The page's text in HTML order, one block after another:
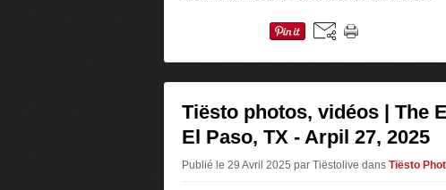
Tiësto photos, vidéos | The
El Paso, TX - Arpil 27, 2025
Publié le 29 Avril 2025 par Tiëstolive dans Tiësto